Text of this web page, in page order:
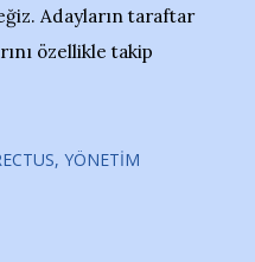
Adayların taraftar
özellikle takip
YÖNETIM